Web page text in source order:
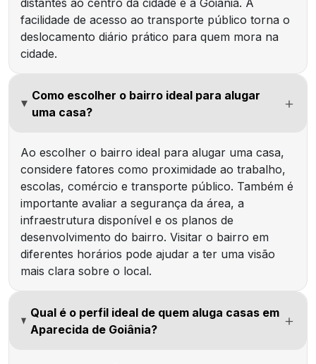
distantes ao centro da cidade e a Goiânia. A
facilidade de acesso ao transporte público torna o
deslocamento diário prático para quem mora na
cidade.
Como escolher o bairro ideal para alugar
uma casa?
Ao escolher o bairro ideal para alugar uma casa,
considere fatores como proximidade ao trabalho,
escolas, comércio e transporte público. Também é
importante avaliar a segurança da área, a
infraestrutura disponível e os planos de
desenvolvimento do bairro. Visitar o bairro em
diferentes horários pode ajudar a ter uma visão
mais clara sobre o local.
Qual é o perfil ideal de quem aluga casas em
Aparecida de Goiânia?